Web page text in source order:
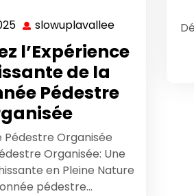
27
avril
2025
slowuplavallee slowuplavallee
l’Expérience
de la
Pédestre
Pédestre Organisée
Organisée: Une
en Pleine Nature
pédestre…